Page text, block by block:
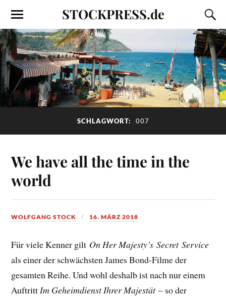
STOCKPRESS.de
SCHLAGWORT: 007
We have all the time in the
world
WOLFGANG STOCK 16. MÄRZ 2018
Für viele Kenner gilt On Her Majesty’s Secret Service
als einer der schwächsten James Bond-Filme der
gesamten Reihe. Und wohl deshalb ist nach nur einem
AuftrittIm Geheimdienst Ihrer Majestät– so der